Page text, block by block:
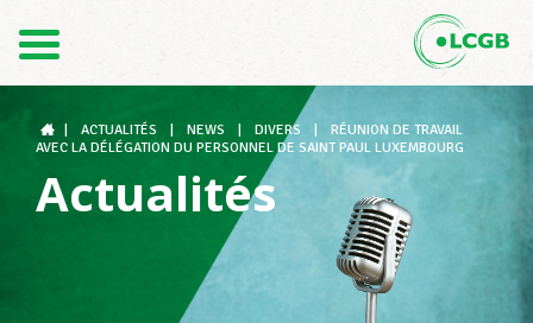
DE
Le LCGB
Structures syndicales
ACTUALITÉS NEWS DIVERS
RÉUNION DE TRAVAIL
AVEC LA DÉLÉGATION DU PERSONNEL DE SAINT PAUL LUXEMBOURG
Actualités